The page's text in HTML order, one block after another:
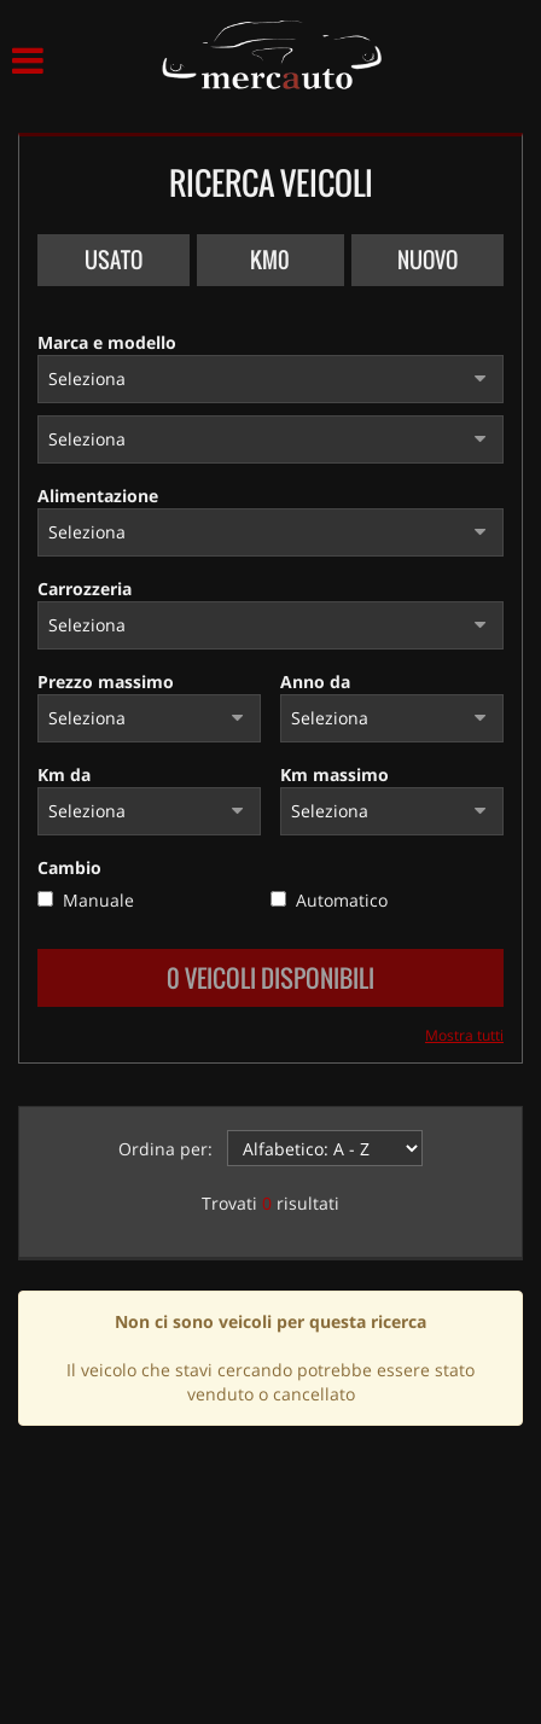
ASSISTENZA
NOLEGGIO LUNGO TERMINE
NOLEGGIO BREVE TERMINE
CONTATTI
RICERCA VEICOLI
USATO KM0 NUOVO
Marca e modello
Alimentazione
Carrozzeria
Prezzo massimo Anno da
Km da Km massimo
Cambio
Manuale
Automatico
0 VEICOLI DISPONIBILI
Mostra tutti
Ordina per:
Trovati 0 risultati
Non ci sono veicoli per questa ricerca
Il veicolo che stavi cercando potrebbe essere stato
venduto o cancellato